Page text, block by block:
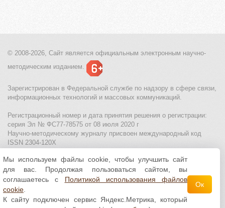
© 2008-2026, Сайт является официальным электронным научно-
методическим изданием.
Зарегистрирован в Федеральной службе по надзору в сфере связи,
информационных технологий и массовых коммуникаций.
Регистрационный номер и дата принятия решения о регистрации:
серия Эл № ФС77-78575 от 08 июля 2020 г
Научно-методическому журналу присвоен международный код
ISSN 2304-120X
МЦИТО|Школьные олимпиады и онлайн конкурсы для детей
Политика использования файлов cookie| Политика обработки и
защиты персональных данных
Все материалы доступны полицензии Creative
Commons С указанием авторства 4.0 Всемирная
Мы используем файлы cookie, чтобы улучшить сайт
для вас. Продолжая пользоваться сайтом, вы
соглашаетесь с Политикой использования файлов
cookie
К сайту подключен сервис Яндекс.Метрика, который
Ок